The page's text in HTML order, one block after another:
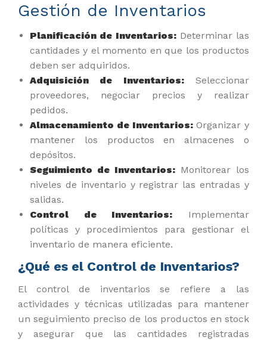
Gestión de Inventarios
Planificación de Inventarios:Determinar las
cantidades y el momento en que los productos
deben ser adquiridos.
Adquisición de Inventarios:Seleccionar
proveedores, negociar precios y realizar
pedidos.
Almacenamiento de Inventarios:Organizar y
mantener los productos en almacenes o
depósitos.
Seguimiento de Inventarios: Monitorear los
niveles de inventario y registrar las entradas y
salidas.
Control de Inventarios: Implementar
políticas y procedimientos para gestionar el
inventario de manera eficiente.
¿Qué es el Control de Inventarios?
El control de inventarios se refiere a las
actividades y técnicas utilizadas para mantener
un seguimiento preciso de los productos en stock
y asegurar que las cantidades registradas